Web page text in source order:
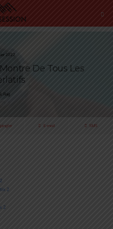
2022
De Tous Les
Roig
E-mail SMS
2
2